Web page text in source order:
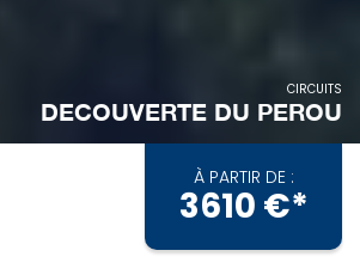
CIRCUITS
DECOUVERTE DU PEROU
À PARTIR DE :
3610 €*